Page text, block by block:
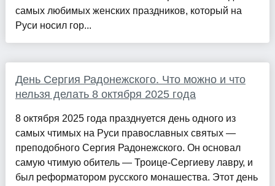
самых любимых женских праздников, который на
Руси носил гор...
День Сергия Радонежского. Что можно и что
нельзя делать 8 октября 2025 года
8 октября 2025 года празднуется день одного из
самых чтимых на Руси православных святых —
преподобного Сергия Радонежского. Он основал
самую чтимую обитель — Троице-Сергиеву лавру, и
был реформатором русского монашества. Этот день